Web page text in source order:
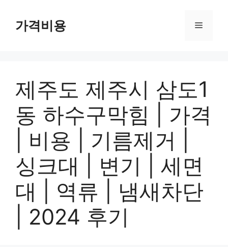
가격비용 메
제주도 제주시 삼도1
동 하수구막힘 | 가격
| 비용 | 기름제거 |
싱크대 | 변기 | 세면
대 | 역류 | 냄새차단
| 2024 후기